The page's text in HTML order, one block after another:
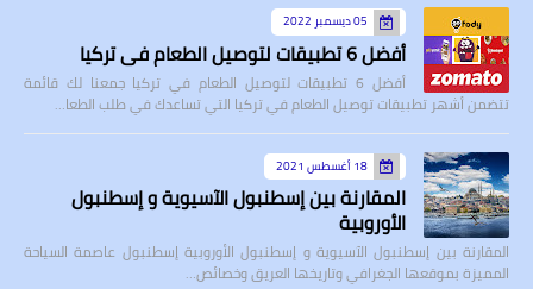
05 ديسمبر 2022
أفضل 6 تطبيقات لتوصيل الطعام في تركيا
أفضل 6 تطبيقات لتوصيل الطعام في تركيا جمعنا لك قائمة
تتضمن أشهر تطبيقات توصيل الطعام في تركيا التي تساعدك في طلب الطعا…
18 أغسطس 2021
المقارنة بين إسطنبول الآسيوية و إسطنبول
الأوروبية
المقارنة بين إسطنبول الآسيوية و إسطنبول الأوروبية إسطنبول عاصمة السياحة
المميزة بموقعها الجغرافي وتاريخها العريق وخصائص…